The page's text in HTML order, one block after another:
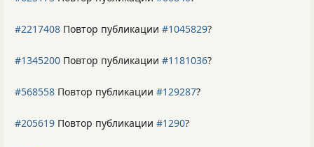
#2217408 Повтор публикации #1045829?
#1345200 Повтор публикации #1181036?
#568558 Повтор публикации #129287?
#205619 Повтор публикации #1290?